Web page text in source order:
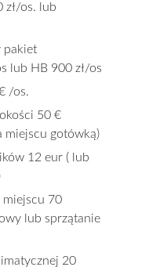
zł/os. lub
pakiet
lub HB 900 zł/os
/os.
50 €
miejscu gotówką)
12 eur ( lub
miejscu 70
lub sprzątanie
20